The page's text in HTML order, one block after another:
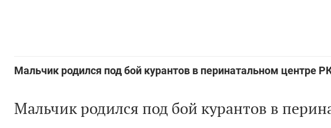
Мальчик родился под бой курантов в перинатальном центре
Мальчик родился под бой курантов в